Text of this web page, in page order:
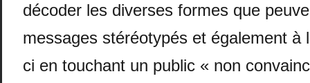
décoder les diverses formes que
messages stéréotypés et également à
ci en touchant un public « non